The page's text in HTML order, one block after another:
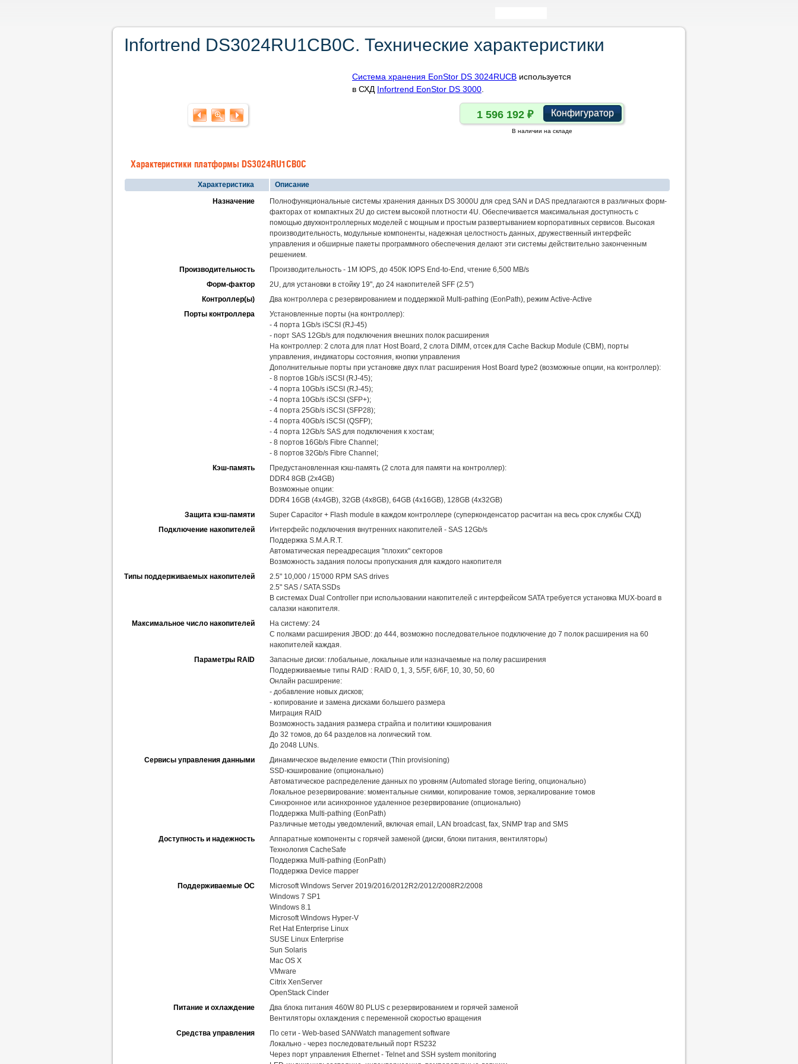
Infortrend DS3024RU1CB0C. Технические характеристики
Система хранения EonStor DS 3024RUCB используется
в СХД Infortrend EonStor DS 3000
Конфигуратор
В наличии на складе
Характеристики платформы DS3024RU1CB0C
Характеристика
Описание
Назначение
Полнофункциональные системы хранения данных DS 3000U для сред SAN и DAS предлагаются в различных форм-
факторах от компактных 2U до систем высокой плотности 4U. Обеспечивается максимальная доступность с
помощью двухконтроллерных моделей с мощным и простым развертыванием корпоративных сервисов. Высокая
производительность, модульные компоненты, надежная целостность данных, дружественный интерфейс
управления и обширные пакеты программного обеспечения делают эти системы действительно законченным
решением.
Производительность
Производительность - 1M IOPS, до 450K IOPS End-to-End, чтение 6,500 MB/s
Форм-фактор
2U, для установки в стойку 19", до 24 накопителей SFF (2.5")
Контроллер(ы)
Два контроллера с резервированием и поддержкой Multi-pathing (EonPath), режим Active-Active
Порты контроллера
Установленные порты (на контроллер):
- 4 порта 1Gb/s iSCSI (RJ-45)
- порт SAS 12Gb/s для подключения внешних полок расширения
На контроллер: 2 слота для плат Host Board, 2 слота DIMM, отсек для Cache Backup Module (CBM), порты
управления, индикаторы состояния, кнопки управления
Дополнительные порты при установке двух плат расширения Host Board type2 (возможные опции, на контроллер):
- 8 портов 1Gb/s iSCSI (RJ-45);
- 4 порта 10Gb/s iSCSI (RJ-45);
- 4 порта 10Gb/s iSCSI (SFP+);
- 4 порта 25Gb/s iSCSI (SFP28);
- 4 порта 40Gb/s iSCSI (QSFP);
- 4 порта 12Gb/s SAS для подключения к хостам;
- 8 портов 16Gb/s Fibre Channel;
- 8 портов 32Gb/s Fibre Channel;
Кэш-память
Предустановленная кэш-память (2 слота для памяти на контроллер):
DDR4 8GB (2x4GB)
Возможные опции:
DDR4 16GB (4x4GB), 32GB (4x8GB), 64GB (4x16GB), 128GB (4x32GB)
Защита кэш-памяти
Super Capacitor + Flash module в каждом контроллере (суперконденсатор расчитан на весь срок службы СХД)
Подключение накопителей
Интерфейс подключения внутренних накопителей - SAS 12Gb/s
Поддержка S.M.A.R.T.
Автоматическая переадресация "плохих" секторов
Возможность задания полосы пропускания для каждого накопителя
Типы поддерживаемых накопителей
2.5" 10,000 / 15'000 RPM SAS drives
2.5" SAS / SATA SSDs
В системах Dual Controller при использовании накопителей с интерфейсом SATA требуется установка MUX-board в
салазки накопителя.
Максимальное число накопителей
На систему: 24
С полками расширения JBOD: до 444, возможно последовательное подключение до 7 полок расширения на 60
накопителей каждая.
Параметры RAID
Запасные диски: глобальные, локальные или назначаемые на полку расширения
Поддерживаемые типы RAID : RAID 0, 1, 3, 5/5F, 6/6F, 10, 30, 50, 60
Онлайн расширение:
- добавление новых дисков;
- копирование и замена дисками большего размера
Миграция RAID
Возможность задания размера страйпа и политики кэширования
До 32 томов, до 64 разделов на логический том.
До 2048 LUNs.
Сервисы управления данными
Динамическое выделение емкости (Thin provisioning)
SSD-кэширование (опционально)
Автоматическое распределение данных по уровням (Automated storage tiering, опционально)
Локальное резервирование: моментальные снимки, копирование томов, зеркалирование томов
Синхронное или асинхронное удаленное резервирование (опционально)
Поддержка Multi-pathing (EonPath)
Различные методы уведомлений, включая email, LAN broadcast, fax, SNMP trap and SMS
Доступность и надежность
Аппаратные компоненты с горячей заменой (диски, блоки питания, вентиляторы)
Технология CacheSafe
Поддержка Multi-pathing (EonPath)
Поддержка Device mapper
Поддерживаемые ОС
Microsoft Windows Server 2019/2016/2012R2/2012/2008R2/2008
Windows 7 SP1
Windows 8.1
Microsoft Windows Hyper-V
Ret Hat Enterprise Linux
SUSE Linux Enterprise
Sun Solaris
Mac OS X
VMware
Citrix XenServer
OpenStack Cinder
Питание и охлаждение
Два блока питания 460W 80 PLUS с резервированием и горячей заменой
Вентиляторы охлаждения с переменной скоростью вращения
Средства управления
По сети - Web-based SANWatch management software
Локально - через последовательный порт RS232
Через порт управления Ethernet - Telnet and SSH system monitoring